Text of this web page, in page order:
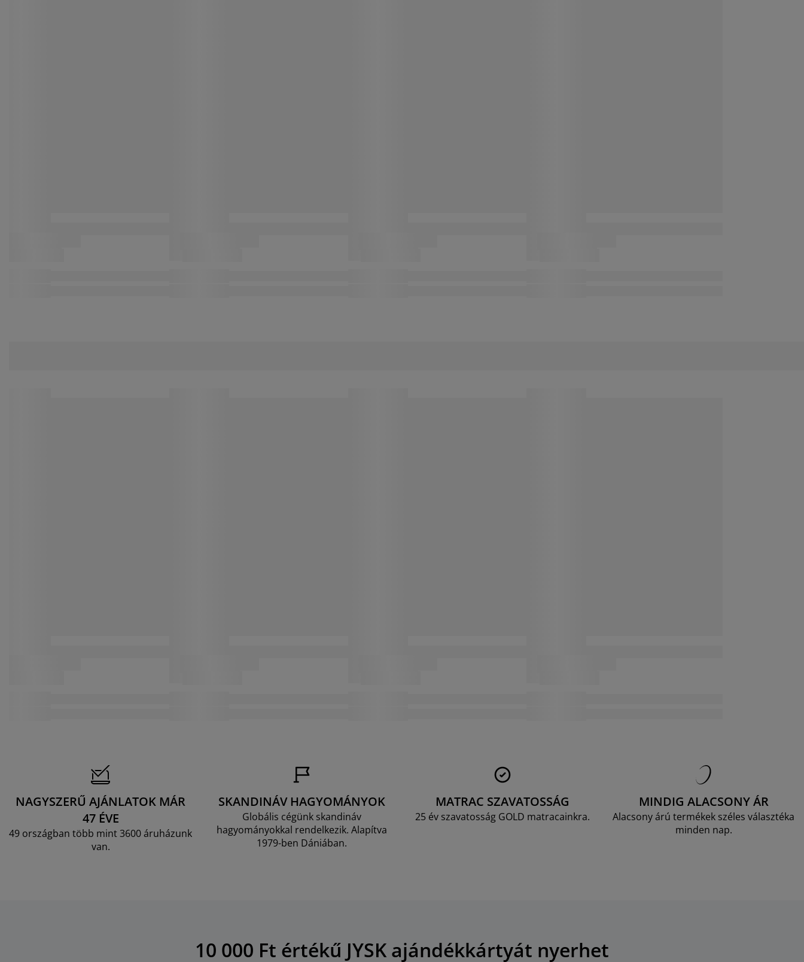
NAGYSZERŰ AJÁNLATOK MÁR
47 ÉVE
49 országban több mint 3600 áruházunk
van.
SKANDINÁV HAGYOMÁNYOK
Globális cégünk skandináv
hagyományokkal rendelkezik. Alapítva
1979-ben Dániában.
MATRAC SZAVATOSSÁG
25 év szavatosság GOLD matracainkra.
MINDIG ALACSONY ÁR
Alacsony árú termékek széles választéka
minden nap.
10 000 Ft értékű JYSK ajándékkártyát nyerhet